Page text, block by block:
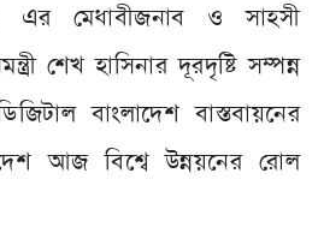
মেধাবীজনাব ও সাহসী
শেখ হাসিনার দূরদৃষ্টি সম্পন্ন
বাংলাদেশ বাস্তবায়নের
আজ বিশ্বে উন্নয়নের রোল